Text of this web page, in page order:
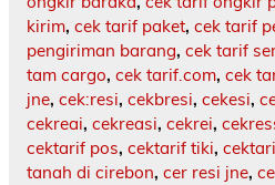
kirim, cek tarif paket, cek tarif
pengiriman barang, cek tarif
tam cargo, cek tarif.com, cek
jne, cek:resi, cekbresi, cekesi,
cekreai, cekreasi, cekrei,
cektarif pos, cektarif tiki,
tanah di cirebon, cer resi jne,